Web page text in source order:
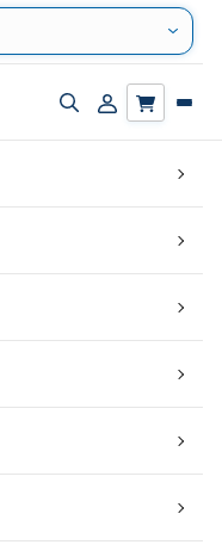
Zapnout/vypnout
Přihlásit/